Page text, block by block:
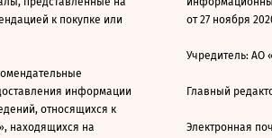
к покупке или
информации
относящихся к
находящихся на
от 27 ноября
Учредитель: АО
Главный
Электронная